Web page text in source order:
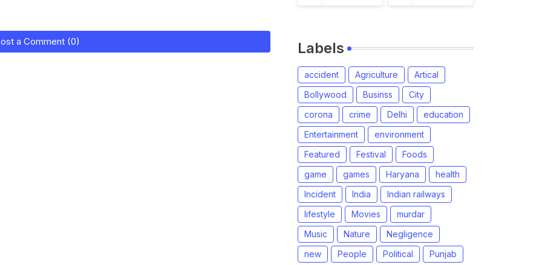
a Comment (0) Labels
accident Agriculture
Artical
Bollywood
Businss
City
corona
crime Delhi
education
Entertainment
environment
Featured
Festival
Foods
game
games Haryana
health
Incident
India
Indian railways
lifestyle
Movies
murdar
Music
Nature
Negligence
new
People Political
Punjab